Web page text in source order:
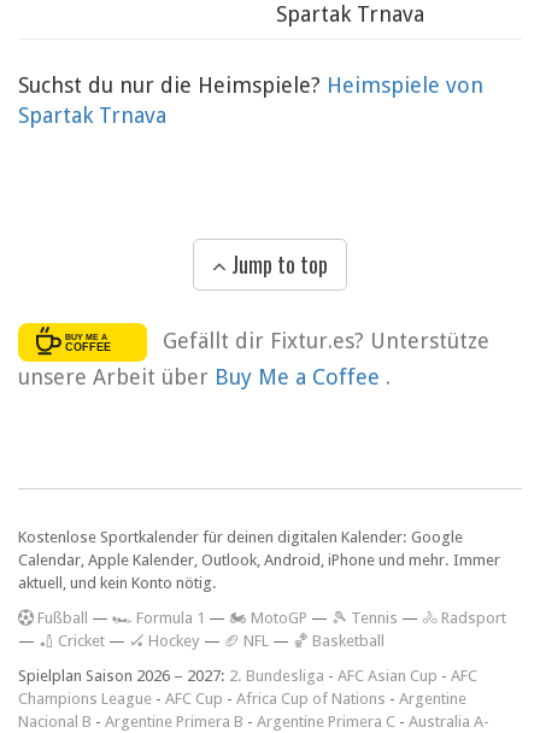
Spartak Trnava
Suchst du nur die Heimspiele? Heimspiele von
Spartak Trnava
Jump to top
Gefällt dir Fixtur.es? Unterstütze
unsere Arbeit über Buy Me a Coffee .
Kostenlose Sportkalender für deinen digitalen Kalender: Google
Calendar, Apple Kalender, Outlook, Android, iPhone und mehr. Immer
aktuell, und kein Konto nötig.
Fußball — 🏎️ Formula 1 — 🏍 MotoGP — 🎾 Tennis — 🚴 Radsport
— 🏏 Cricket — 🏑 Hockey — 🏈 NFL — 🏀 Basketball
Spielplan Saison 2026 – 2027: 2. Bundesliga - AFC Asian Cup - AFC
Champions League - AFC Cup - Africa Cup of Nations - Argentine
Nacional B - Argentine Primera B - Argentine Primera C - Australia A-